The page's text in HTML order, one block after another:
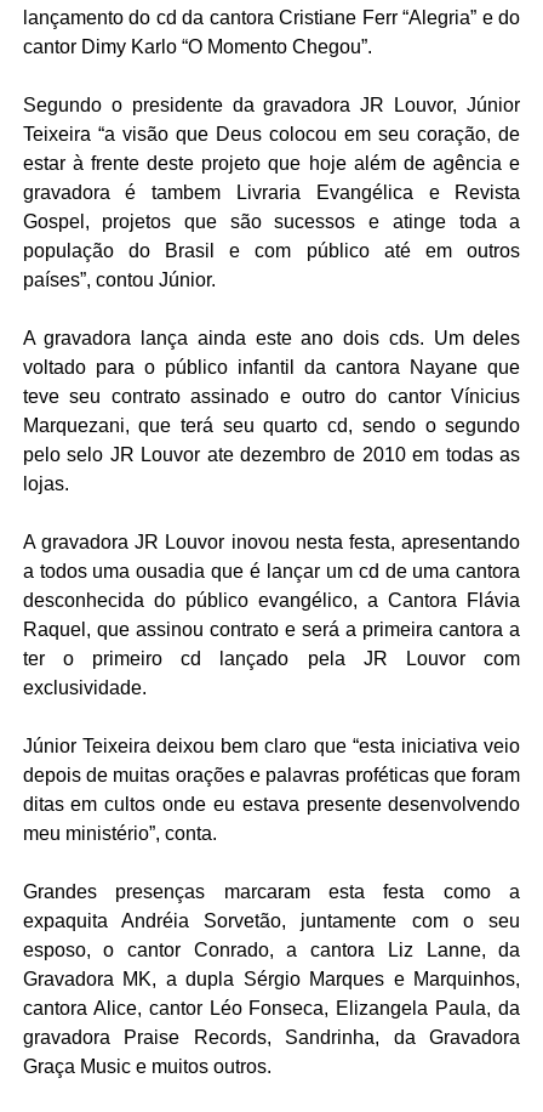
lançamento do cd da cantora Cristiane Ferr “Alegria” e do
cantor Dimy Karlo “O Momento Chegou”.
Segundo o presidente da gravadora JR Louvor, Júnior
Teixeira “a visão que Deus colocou em seu coração, de
estar à frente deste projeto que hoje além de agência e
gravadora é tambem Livraria Evangélica e Revista
Gospel, projetos que são sucessos e atinge toda a
população do Brasil e com público até em outros
países”, contou Júnior.
A gravadora lança ainda este ano dois cds. Um deles
voltado para o público infantil da cantora Nayane que
teve seu contrato assinado e outro do cantor Vínicius
Marquezani, que terá seu quarto cd, sendo o segundo
pelo selo JR Louvor ate dezembro de 2010 em todas as
lojas.
A gravadora JR Louvor inovou nesta festa, apresentando
a todos uma ousadia que é lançar um cd de uma cantora
desconhecida do público evangélico, a Cantora Flávia
Raquel, que assinou contrato e será a primeira cantora a
ter o primeiro cd lançado pela JR Louvor com
exclusividade.
Júnior Teixeira deixou bem claro que “esta iniciativa veio
depois de muitas orações e palavras proféticas que foram
ditas em cultos onde eu estava presente desenvolvendo
meu ministério”, conta.
Grandes presenças marcaram esta festa como a
expaquita Andréia Sorvetão, juntamente com o seu
esposo, o cantor Conrado, a cantora Liz Lanne, da
Gravadora MK, a dupla Sérgio Marques e Marquinhos,
cantora Alice, cantor Léo Fonseca, Elizangela Paula, da
gravadora Praise Records, Sandrinha, da Gravadora
Graça Music e muitos outros.